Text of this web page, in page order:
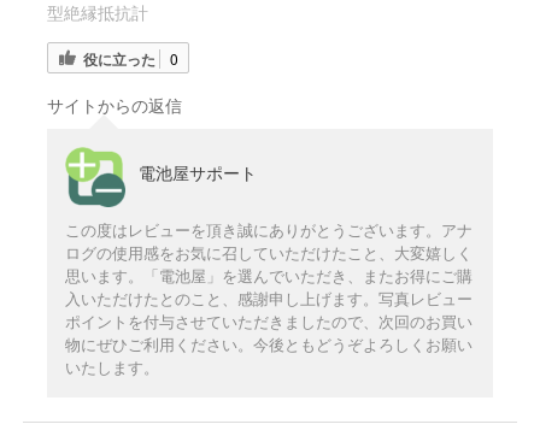
型絶縁抵抗計
役に立った 0
サイトからの返信
電池屋サポート
この度はレビューを頂き誠にありがとうございます。アナ
ログの使用感をお気に召していただけたこと、大変嬉しく
思います。「電池屋」を選んでいただき、またお得にご購
入いただけたとのこと、感謝申し上げます。写真レビュー
ポイントを付与させていただきましたので、次回のお買い
物にぜひご利用ください。今後ともどうぞよろしくお願い
いたします。